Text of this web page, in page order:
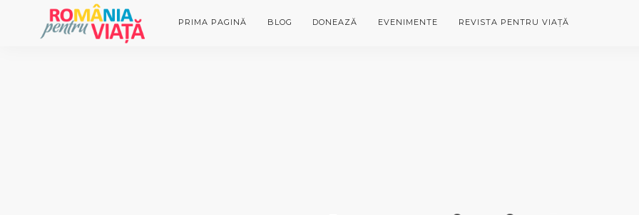
PRIMA PAGINĂ BLOG DONEAZĂ EVENIMENTE REVISTA PENTRU VIAȚĂ